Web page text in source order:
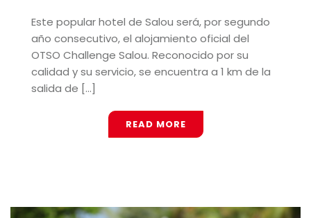
Este popular hotel de Salou será, por segundo
año consecutivo, el alojamiento oficial del
OTSO Challenge Salou. Reconocido por su
calidad y su servicio, se encuentra a 1 km de la
salida de [...]
READ MORE